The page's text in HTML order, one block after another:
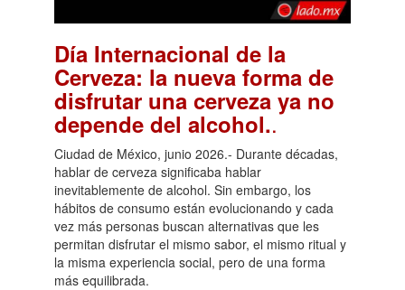
Día Internacional de la
Cerveza: la nueva forma de
disfrutar una cerveza ya no
depende del alcohol..
Ciudad de México, junio 2026.- Durante décadas,
hablar de cerveza significaba hablar
inevitablemente de alcohol. Sin embargo, los
hábitos de consumo están evolucionando y cada
vez más personas buscan alternativas que les
permitan disfrutar el mismo sabor, el mismo ritual y
la misma experiencia social, pero de una forma
más equilibrada.